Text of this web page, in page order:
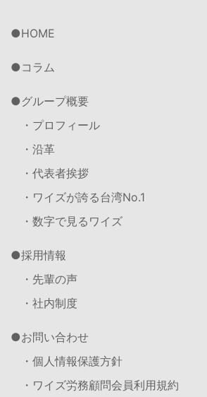
HOME
コラム
グループ概要
・プロフィール
・沿革
・代表者挨拶
・ワイズが誇る台湾No.1
・数字で見るワイズ
採用情報
・先輩の声
・社内制度
お問い合わせ
・個人情報保護方針
・ワイズ労務顧問会員利用規約